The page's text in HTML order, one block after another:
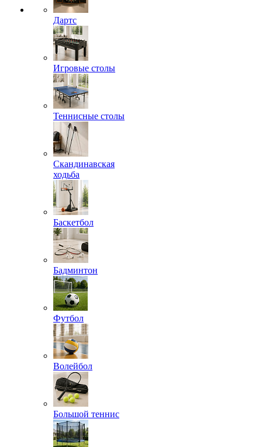
Дартс
Игровые столы
Теннисные столы
Скандинавская
ходьба
Баскетбол
Бадминтон
Футбол
Волейбол
Большой теннис